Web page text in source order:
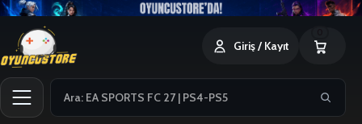
Giriş / Kayıt